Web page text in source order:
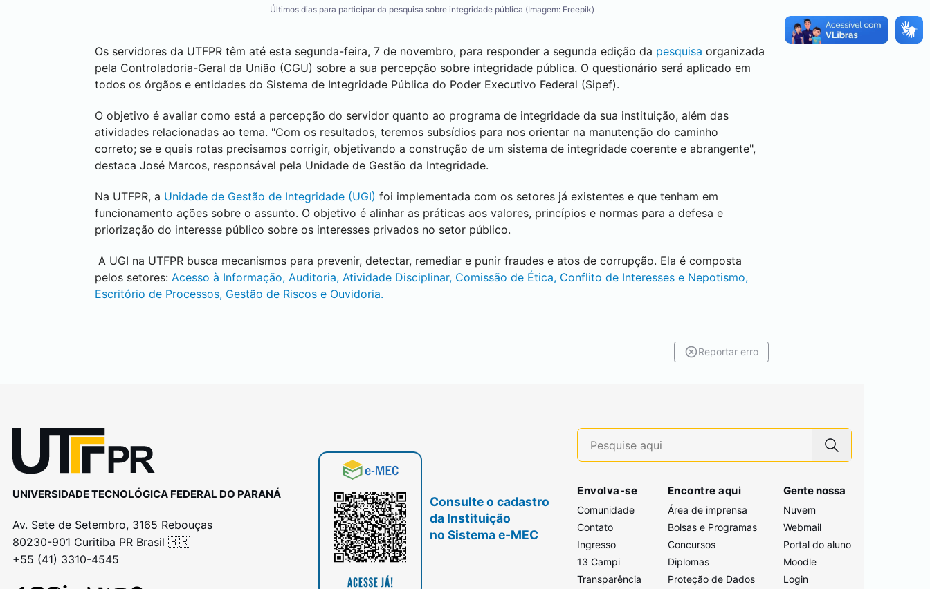
Últimos dias para participar da pesquisa sobre integridade pública (Imagem: Freepik)
Os servidores da UTFPR têm até esta segunda-feira, 7 de novembro, para responder a segunda edição da pesquisa organizada
pela Controladoria-Geral da União (CGU) sobre a sua percepção sobre integridade pública. O questionário será aplicado em
todos os órgãos e entidades do Sistema de Integridade Pública do Poder Executivo Federal (Sipef).
O objetivo é avaliar como está a percepção do servidor quanto ao programa de integridade da sua instituição, além das
atividades relacionadas ao tema. "Com os resultados, teremos subsídios para nos orientar na manutenção do caminho
correto; se e quais rotas precisamos corrigir, objetivando a construção de um sistema de integridade coerente e abrangente",
destaca José Marcos, responsável pela Unidade de Gestão da Integridade.
Na UTFPR, a Unidade de Gestão de Integridade (UGI) foi implementada com os setores já existentes e que tenham em
funcionamento ações sobre o assunto. O objetivo é alinhar as práticas aos valores, princípios e normas para a defesa e
priorização do interesse público sobre os interesses privados no setor público.
A UGI na UTFPR busca mecanismos para prevenir, detectar, remediar e punir fraudes e atos de corrupção. Ela é composta
pelos setores: Acesso à Informação, Auditoria, Atividade Disciplinar, Comissão de Ética, Conflito de Interesses e Nepotismo,
Escritório de Processos, Gestão de Riscos e Ouvidoria.
Reportar erro
UNIVERSIDADE TECNOLÓGICA FEDERAL DO PARANÁ
Av. Sete de Setembro, 3165 Rebouças
80230-901 Curitiba PR Brasil 🇧🇷
+55 (41) 3310-4545
Consulte o cadastro
da Instituição
no Sistema e-MEC
Envolva-se
Comunidade
Contato
Ingresso
13 Campi
Transparência
Encontre aqui
Área de imprensa
Bolsas e Programas
Concursos
Diplomas
Proteção de Dados
Gente nossa
Nuvem
Webmail
Portal do aluno
Moodle
Login